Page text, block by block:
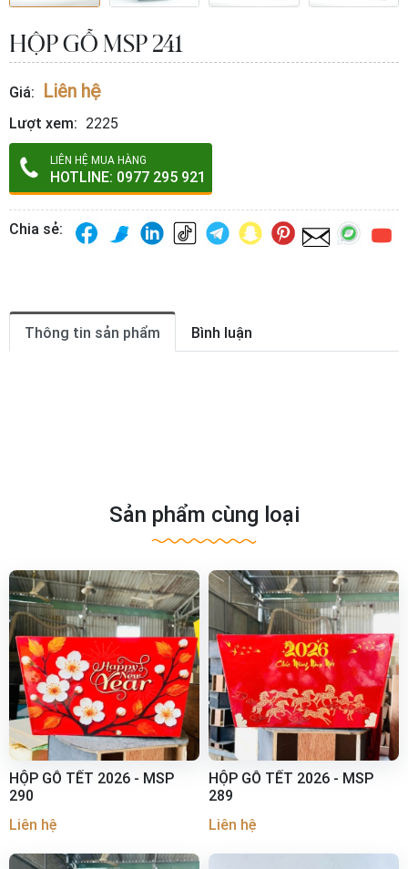
HỘP GỖ MSP 241
Giá: Liên hệ
Lượt xem: 2225
LIÊN HỆ MUA HÀNG
HOTLINE: 0977 295 921
Chia sẻ:
Thông tin sản phẩm Bình luận
Sản phẩm cùng loại
HỘP GỖ TẾT 2026 - MSP
290
Liên hệ
HỘP GỖ TẾT 2026 - MSP
289
Liên hệ